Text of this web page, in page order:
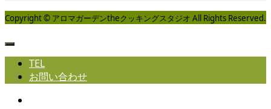
Copyright © アロマガーデンtheクッキングスタジオ All Rights Reserved.
TEL
お問い合わせ